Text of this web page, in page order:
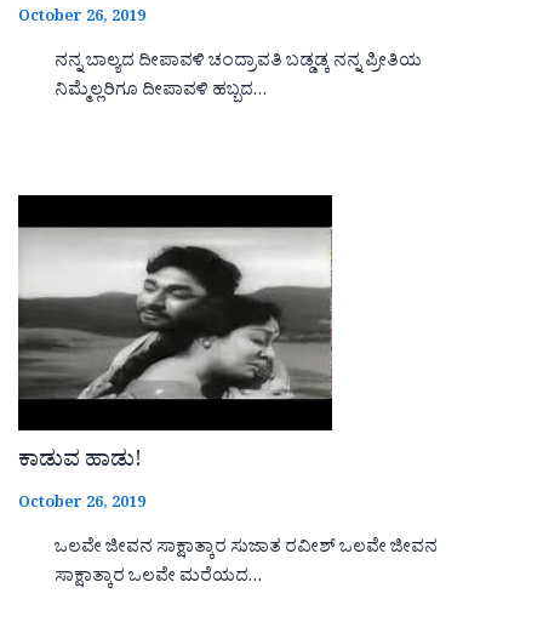
October 26, 2019
ನನ್ನ ಬಾಲ್ಯದ ದೀಪಾವಳಿ ಚಂದ್ರಾವತಿ ಬಡ್ಡಡ್ಕ ನನ್ನ ಪ್ರೀತಿಯ
ನಿಮ್ಮೆಲ್ಲರಿಗೂ ದೀಪಾವಳಿ ಹಬ್ಬದ…
ಕಾಡುವ ಹಾಡು!
October 26, 2019
ಒಲವೇ ಜೀವನ ಸಾಕ್ಷಾತ್ಕಾರ ಸುಜಾತ ರವೀಶ್ ಒಲವೇ ಜೀವನ
ಸಾಕ್ಷಾತ್ಕಾರ ಒಲವೇ ಮರೆಯದ…